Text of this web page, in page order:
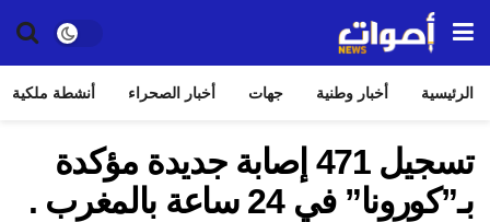
الرئيسية أخبار وطنية جهات أخبار الصحراء أنشطة ملكية
تسجيل 471 إصابة جديدة مؤكدة
بـ”كورونا” في 24 ساعة بالمغرب .